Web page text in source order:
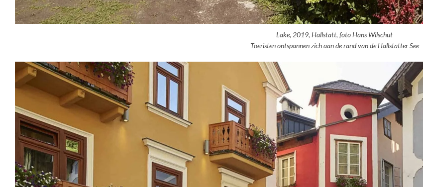
Lake, 2019, Hallstatt, foto Hans Wilschut
Toeristen ontspannen zich aan de rand van de Hallstatter See